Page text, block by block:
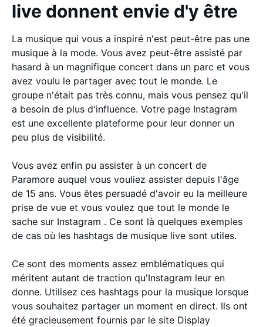
live donnent envie d'y être
La musique qui vous a inspiré n'est peut-être pas une
musique à la mode. Vous avez peut-être assisté par
hasard à un magnifique concert dans un parc et vous
avez voulu le partager avec tout le monde. Le
groupe n'était pas très connu, mais vous pensez qu'il
a besoin de plus d'influence. Votre page Instagram
est une excellente plateforme pour leur donner un
peu plus de visibilité.
Vous avez enfin pu assister à un concert de
Paramore auquel vous vouliez assister depuis l'âge
de 15 ans. Vous êtes persuadé d'avoir eu la meilleure
prise de vue et vous voulez que tout le monde le
sache sur Instagram . Ce sont là quelques exemples
de cas où les hashtags de musique live sont utiles.
Ce sont des moments assez emblématiques qui
méritent autant de traction qu'Instagram leur en
donne. Utilisez ces hashtags pour la musique lorsque
vous souhaitez partager un moment en direct. Ils ont
été gracieusement fournis par le site Display